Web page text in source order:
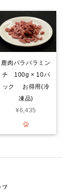
られるものを
しやすく、トッ
じもなく、しっ
与えますが、先
ざいます😊 血液
小分けパック
キーを注文し
がっても良く
ろんなジャー
鹿肉パラパラミン
チ 100g × 10パ
ック お得用(冷
凍品)
¥6,435